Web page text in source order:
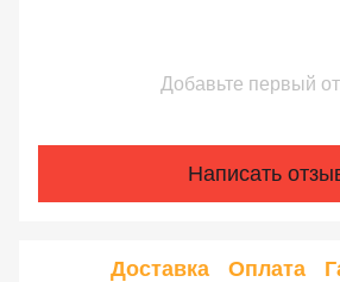
Добавьте первый
Написать
Доставка Оплата